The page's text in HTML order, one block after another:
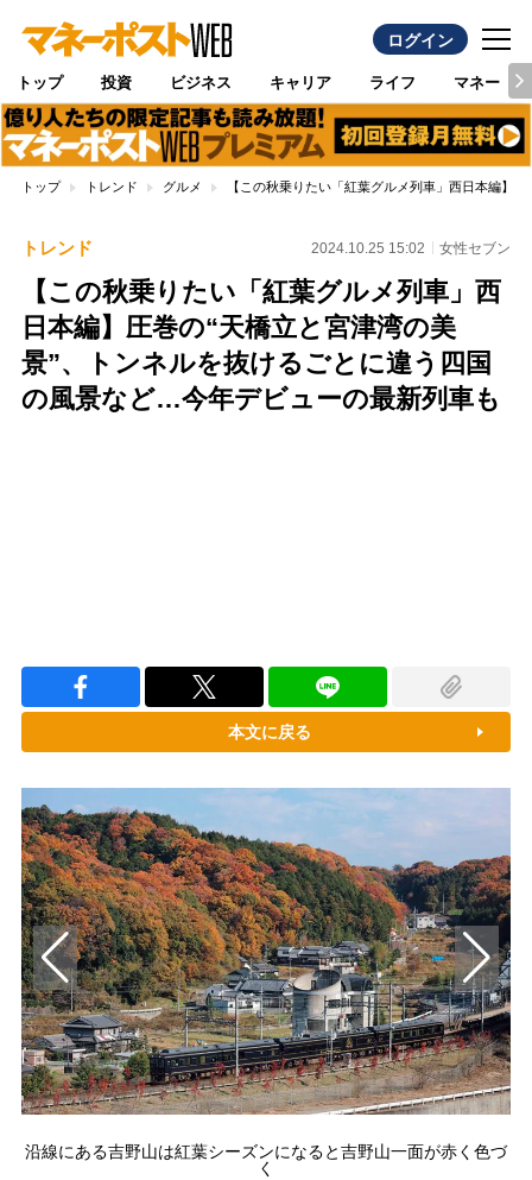
ログイン
トップ 投資 ビジネス キャリア ライフ マネー
トップ トレンド グルメ 【この秋乗りたい「紅葉グルメ列車」西日本編】
トレンド 2024.10.25 15:02 女性セブン
【この秋乗りたい「紅葉グルメ列車」西
日本編】圧巻の“天橋立と宮津湾の美
景”、トンネルを抜けるごとに違う四国
の風景など…今年デビューの最新列車も
本文に戻る
沿線にある吉野山は紅葉シーズンになると吉野山一面が赤く色づ
く